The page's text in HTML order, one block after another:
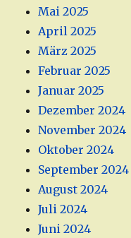
Mai 2025
April 2025
März 2025
Februar 2025
Januar 2025
Dezember 2024
November 2024
Oktober 2024
September 2024
August 2024
Juli 2024
Juni 2024